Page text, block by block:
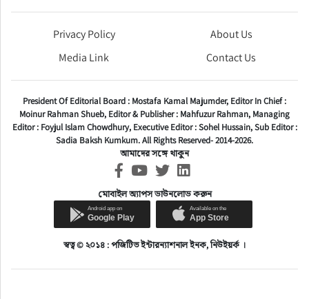
Privacy Policy
About Us
Media Link
Contact Us
President Of Editorial Board : Mostafa Kamal Majumder, Editor In Chief :
Moinur Rahman Shueb, Editor & Publisher : Mahfuzur Rahman, Managing
Editor : Foyjul Islam Chowdhury, Executive Editor :Sohel Hussain,Sub Editor :
Sadia Baksh Kumkum. All Rights Reserved- 2014-2026.
আমাদের সঙ্গে থাকুন
মোবাইল অ্যাপস ডাউনলোড করুন
স্বত্ব © ২০১৪ : পজিটিভ ইন্টারন্যাশনাল ইনক, নিউইয়র্ক ।